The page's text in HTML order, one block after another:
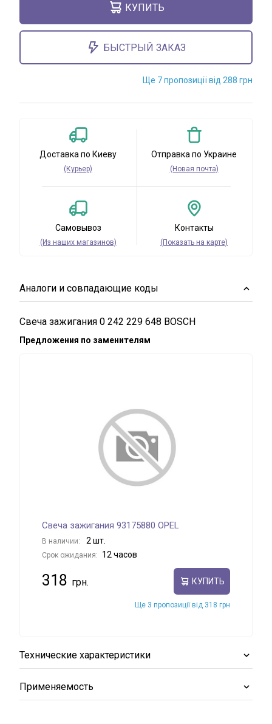
КУПИТЬ
БЫСТРЫЙ ЗАКАЗ
Ще 7 пропозиції від 288 грн
Доставка по Киеву
(Курьер)
Отправка по Украине
(Новая почта)
Самовывоз
(Из наших магазинов)
Контакты
(Показать на карте)
Аналоги и совпадающие коды
Свеча зажигания 0 242 229 648 BOSCH
Предложения по заменителям
Свеча зажигания 93175880 OPEL
В наличии: 2 шт.
Срок ожидания: 12 часов
318 КУПИТЬ
Ще 3 пропозиції від 318 грн
Технические характеристики
Применяемость